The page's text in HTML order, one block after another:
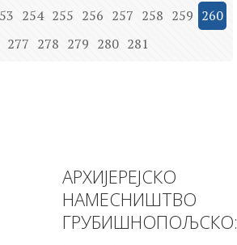
254 255 256 257 258 259 260
277 278 279 280 281
АРХИЈЕРЕЈСКО
НАМЕСНИШТВО
ГРУБИШНОПОЉСКО: